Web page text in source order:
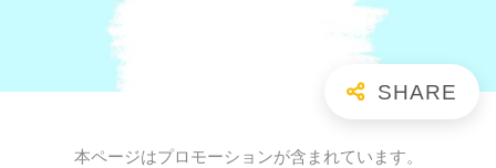
本ページはプロモーションが含まれています。